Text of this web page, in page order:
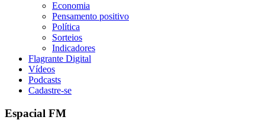
Economia
Pensamento positivo
Política
Sorteios
Indicadores
Flagrante Digital
Vídeos
Podcasts
Cadastre-se
Espacial FM